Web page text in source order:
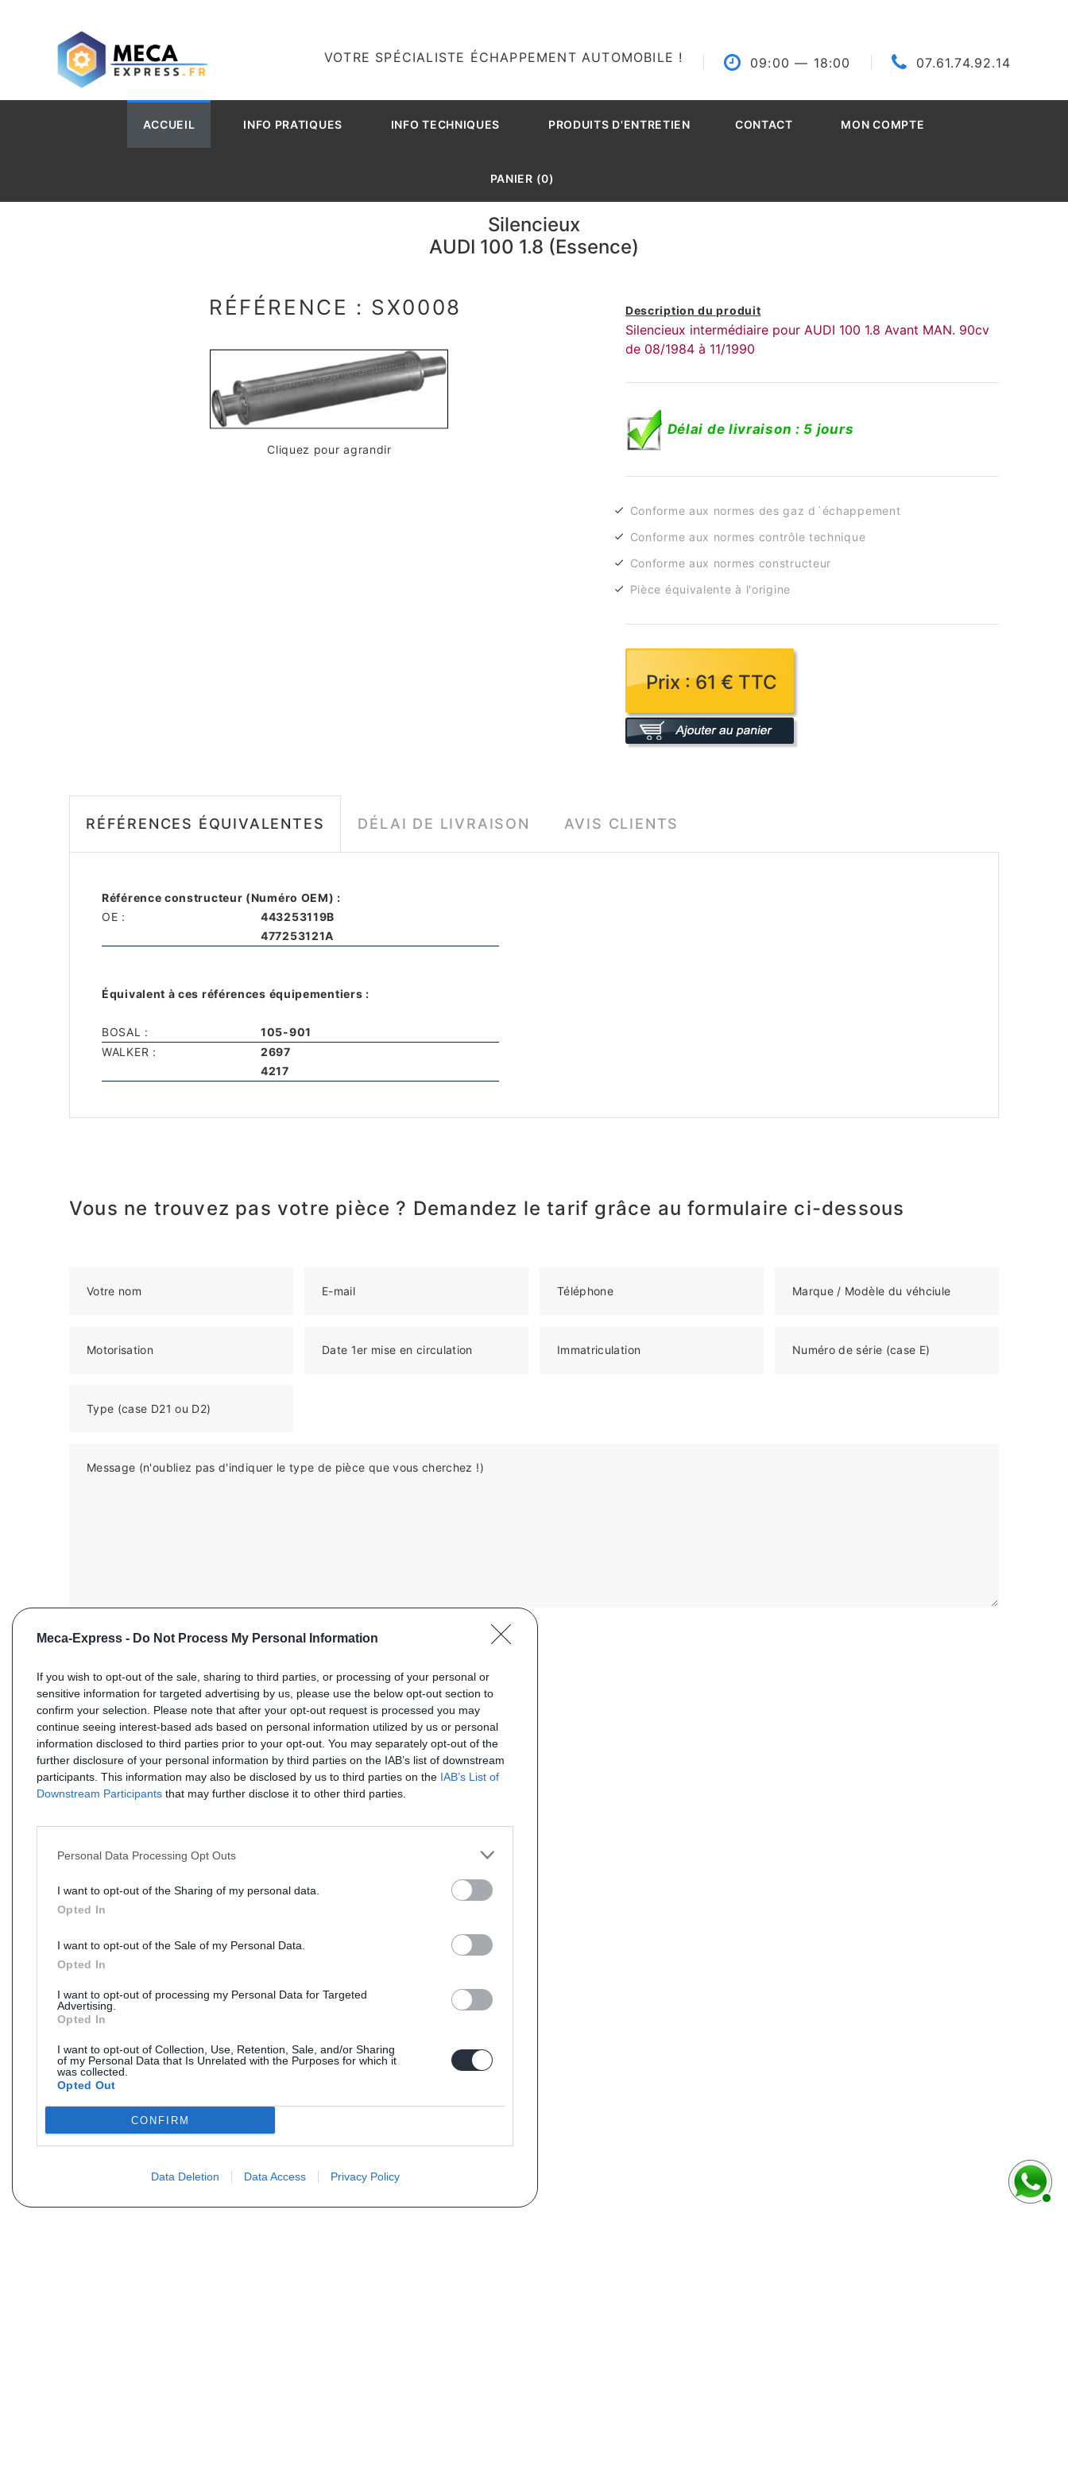
Meca-Express - Do Not Process My Personal Information
If you wish to opt-out of the sale, sharing to third parties, or processing of your personal or
sensitive information for targeted advertising by us, please use the below opt-out section to
confirm your selection. Please note that after your opt-out request is processed you may
continue seeing interest-based ads based on personal information utilized by us or personal
information disclosed to third parties prior to your opt-out. You may separately opt-out of the
further disclosure of your personal information by third parties on the IAB’s list of downstream
participants. This information may also be disclosed by us to third parties on the IAB’s List of
Downstream Participants that may further disclose it to other third parties.
Personal Data Processing Opt Outs
I want to opt-out of the Sharing of my personal data.
Opted In
I want to opt-out of the Sale of my Personal Data.
Opted In
I want to opt-out of processing my Personal Data for Targeted
Advertising.
Opted In
I want to opt-out of Collection, Use, Retention, Sale, and/or Sharing
of my Personal Data that Is Unrelated with the Purposes for which it
was collected.
Opted Out
CONFIRM
Data Deletion Data Access Privacy Policy
VOTRE SPÉCIALISTE ÉCHAPPEMENT AUTOMOBILE ! 09:00 — 18:00 07.61.74.92.14
ACCUEIL INFO PRATIQUES INFO TECHNIQUES PRODUITS D'ENTRETIEN CONTACT MON COMPTE
PANIER (0)
Silencieux
AUDI 100 1.8 (Essence)
RÉFÉRENCE : SX0008
Cliquez pour agrandir
Description du produit
Silencieux intermédiaire pour AUDI 100 1.8 Avant MAN. 90cv
de 08/1984 à 11/1990
Délai de livraison : 5 jours
Conforme aux normes des gaz d´échappement
Conforme aux normes contrôle technique
Conforme aux normes constructeur
Pièce équivalente à l'origine
Prix : 61 € TTC
RÉFÉRENCES ÉQUIVALENTES DÉLAI DE LIVRAISON AVIS CLIENTS
Référence constructeur (Numéro OEM) :
OE :
443253119B
477253121A
Équivalent à ces références équipementiers :
BOSAL :
105-901
WALKER :
2697
4217
Vous ne trouvez pas votre pièce ? Demandez le tarif grâce au formulaire ci-dessous
Votre nom E-mail Téléphone Marque / Modèle du véhciule
Motorisation Date 1er mise en circulation Immatriculation Numéro de série (case E)
Type (case D21 ou D2)
Message (n'oubliez pas d'indiquer le type de pièce que vous cherchez !)
ENVOYER VOTRE DEMANDE